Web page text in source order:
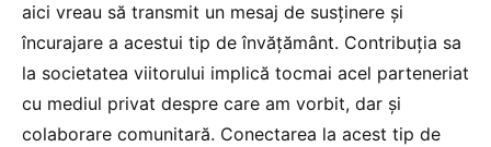
aici vreau să transmit un mesaj de susținere și
încurajare a acestui tip de învățământ. Contribuția sa
la societatea viitorului implică tocmai acel parteneriat
cu mediul privat despre care am vorbit, dar și
colaborare comunitară. Conectarea la acest tip de